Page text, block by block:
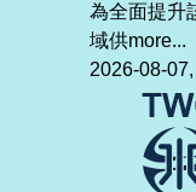
為全面提升
域供more...
2026-08-